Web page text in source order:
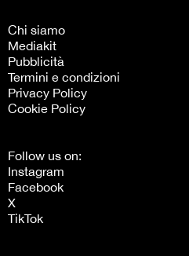
Chi siamo
Mediakit
Pubblicità
Termini e condizioni
Privacy Policy
Cookie Policy
Follow us on:
Instagram
Facebook
X
TikTok